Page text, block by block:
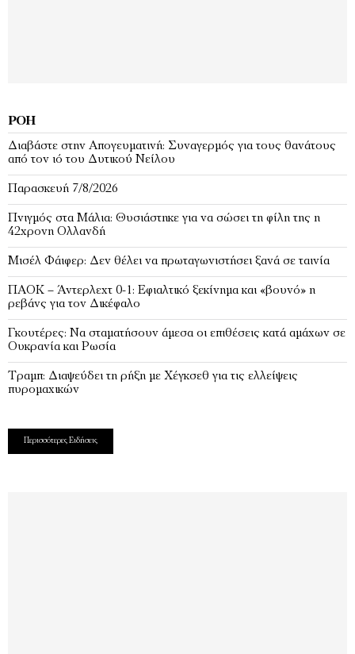
ΡΟΉ
Διαβάστε στην Απογευματινή: Συναγερμός για τους θανάτους
από τον ιό του Δυτικού Νείλου
Παρασκευή 7/8/2026
Πνιγμός στα Μάλια: Θυσιάστηκε για να σώσει τη φίλη της η
42χρονη Ολλανδή
Μισέλ Φάιφερ: Δεν θέλει να πρωταγωνιστήσει ξανά σε ταινία
ΠΑΟΚ – Άντερλεχτ 0-1: Εφιαλτικό ξεκίνημα και «βουνό» η
ρεβάνς για τον Δικέφαλο
Γκουτέρες: Να σταματήσουν άμεσα οι επιθέσεις κατά αμάχων σε
Ουκρανία και Ρωσία
Τραμπ: Διαψεύδει τη ρήξη με Χέγκσεθ για τις ελλείψεις
πυρομαχικών
Περισσότερες Ειδήσεις